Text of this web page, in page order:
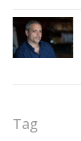
Tag